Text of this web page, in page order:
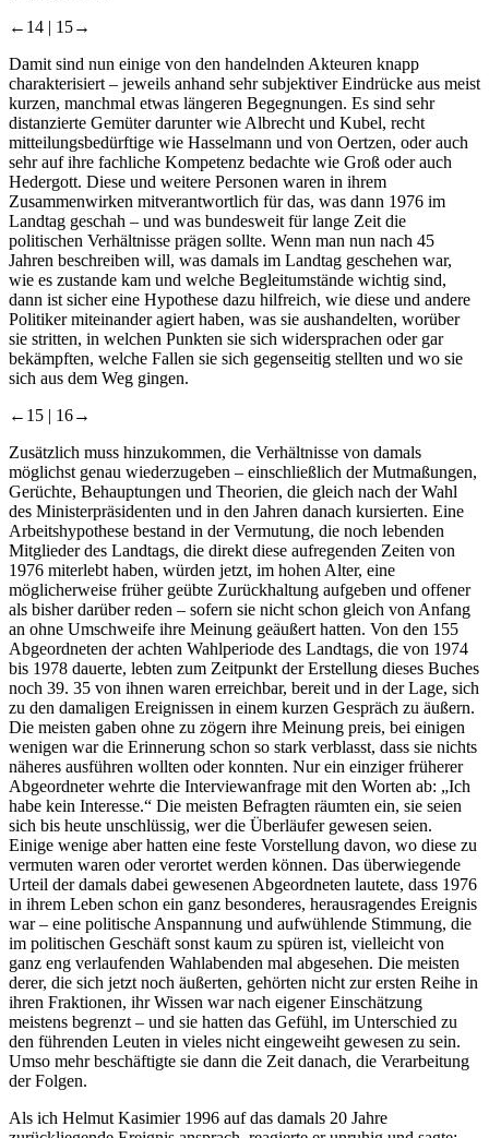
←14 | 15→
Damit sind nun einige von den handelnden Akteuren knapp
charakterisiert – jeweils anhand sehr subjektiver Eindrücke aus meist
kurzen, manchmal etwas längeren Begegnungen. Es sind sehr
distanzierte Gemüter darunter wie Albrecht und Kubel, recht
mitteilungsbedürftige wie Hasselmann und von Oertzen, oder auch
sehr auf ihre fachliche Kompetenz bedachte wie Groß oder auch
Hedergott. Diese und weitere Personen waren in ihrem
Zusammenwirken mitverantwortlich für das, was dann 1976 im
Landtag geschah – und was bundesweit für lange Zeit die
politischen Verhältnisse prägen sollte. Wenn man nun nach 45
Jahren beschreiben will, was damals im Landtag geschehen war,
wie es zustande kam und welche Begleitumstände wichtig sind,
dann ist sicher eine Hypothese dazu hilfreich, wie diese und andere
Politiker miteinander agiert haben, was sie aushandelten, worüber
sie stritten, in welchen Punkten sie sich widersprachen oder gar
bekämpften, welche Fallen sie sich gegenseitig stellten und wo sie
sich aus dem Weg gingen.
←15 | 16→
Zusätzlich muss hinzukommen, die Verhältnisse von damals
möglichst genau wiederzugeben – einschließlich der Mutmaßungen,
Gerüchte, Behauptungen und Theorien, die gleich nach der Wahl
des Ministerpräsidenten und in den Jahren danach kursierten. Eine
Arbeitshypothese bestand in der Vermutung, die noch lebenden
Mitglieder des Landtags, die direkt diese aufregenden Zeiten von
1976 miterlebt haben, würden jetzt, im hohen Alter, eine
möglicherweise früher geübte Zurückhaltung aufgeben und offener
als bisher darüber reden – sofern sie nicht schon gleich von Anfang
an ohne Umschweife ihre Meinung geäußert hatten. Von den 155
Abgeordneten der achten Wahlperiode des Landtags, die von 1974
bis 1978 dauerte, lebten zum Zeitpunkt der Erstellung dieses Buches
noch 39. 35 von ihnen waren erreichbar, bereit und in der Lage, sich
zu den damaligen Ereignissen in einem kurzen Gespräch zu äußern.
Die meisten gaben ohne zu zögern ihre Meinung preis, bei einigen
wenigen war die Erinnerung schon so stark verblasst, dass sie nichts
näheres ausführen wollten oder konnten. Nur ein einziger früherer
Abgeordneter wehrte die Interviewanfrage mit den Worten ab: „Ich
habe kein Interesse.“ Die meisten Befragten räumten ein, sie seien
sich bis heute unschlüssig, wer die Überläufer gewesen seien.
Einige wenige aber hatten eine feste Vorstellung davon, wo diese zu
vermuten waren oder verortet werden können. Das überwiegende
Urteil der damals dabei gewesenen Abgeordneten lautete, dass 1976
in ihrem Leben schon ein ganz besonderes, herausragendes Ereignis
war – eine politische Anspannung und aufwühlende Stimmung, die
im politischen Geschäft sonst kaum zu spüren ist, vielleicht von
ganz eng verlaufenden Wahlabenden mal abgesehen. Die meisten
derer, die sich jetzt noch äußerten, gehörten nicht zur ersten Reihe in
ihren Fraktionen, ihr Wissen war nach eigener Einschätzung
meistens begrenzt – und sie hatten das Gefühl, im Unterschied zu
den führenden Leuten in vieles nicht eingeweiht gewesen zu sein.
Umso mehr beschäftigte sie dann die Zeit danach, die Verarbeitung
der Folgen.
Als ich Helmut Kasimier 1996 auf das damals 20 Jahre